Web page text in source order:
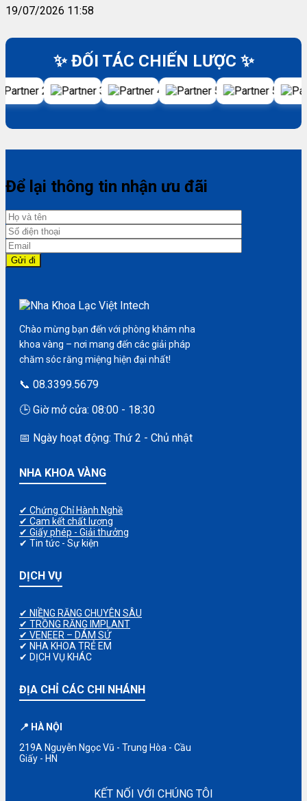
19/07/2026 11:58
✨ ĐỐI TÁC CHIẾN LƯỢC ✨
Để lại thông tin nhận ưu đãi
Chào mừng bạn đến với phòng khám nha
khoa vàng – nơi mang đến các giải pháp
chăm sóc răng miệng hiện đại nhất!
📞 08.3399.5679
🕒 Giờ mở cửa: 08:00 - 18:30
📅 Ngày hoạt động: Thứ 2 - Chủ nhật
NHA KHOA VÀNG
✔ Chứng Chỉ Hành Nghề
✔ Cam kết chất lượng
✔ Giấy phép - Giải thưởng
✔ Tin tức - Sự kiện
DỊCH VỤ
✔ NIỀNG RĂNG CHUYÊN SÂU
✔ TRỒNG RĂNG IMPLANT
✔ VENEER – DÁM SỨ
✔ NHA KHOA TRẺ EM
✔ DỊCH VỤ KHÁC
ĐỊA CHỈ CÁC CHI NHÁNH
📍 HÀ NỘI
219A Nguyễn Ngọc Vũ - Trung Hòa - Cầu
Giấy - HN
KẾT NỐI VỚI CHÚNG TÔI